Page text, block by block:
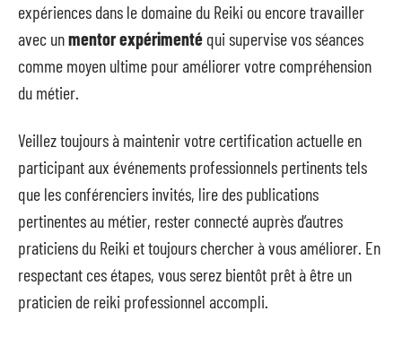
expériences dans le domaine du Reiki ou encore travailler
avec unmentor expérimenté qui supervise vos séances
comme moyen ultime pour améliorer votre compréhension
du métier.
Veillez toujours à maintenir votre certification actuelle en
participant aux événements professionnels pertinents tels
que les conférenciers invités, lire des publications
pertinentes au métier, rester connecté auprès d’autres
praticiens du Reiki et toujours chercher à vous améliorer. En
respectant ces étapes, vous serez bientôt prêt à être un
praticien de reiki professionnel accompli.